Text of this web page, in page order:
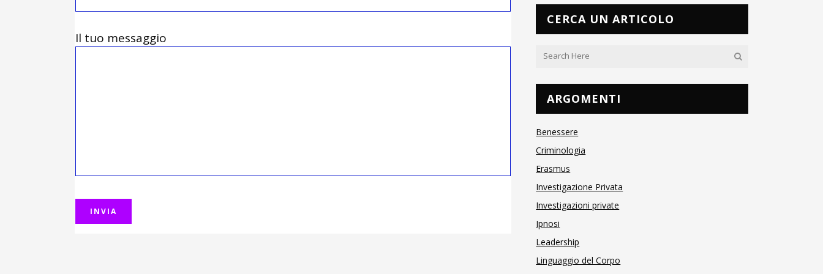
Il tuo messaggio
CERCA UN ARTICOLO
ARGOMENTI
Benessere
Criminologia
Erasmus
Investigazione Privata
Investigazioni private
Ipnosi
Leadership
Linguaggio del Corpo